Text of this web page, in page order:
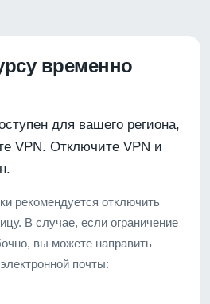
временно
для вашего региона,
VPN. Отключите VPN и
рекомендуется отключить
В случае, если ограничение
вы можете направить
почты: